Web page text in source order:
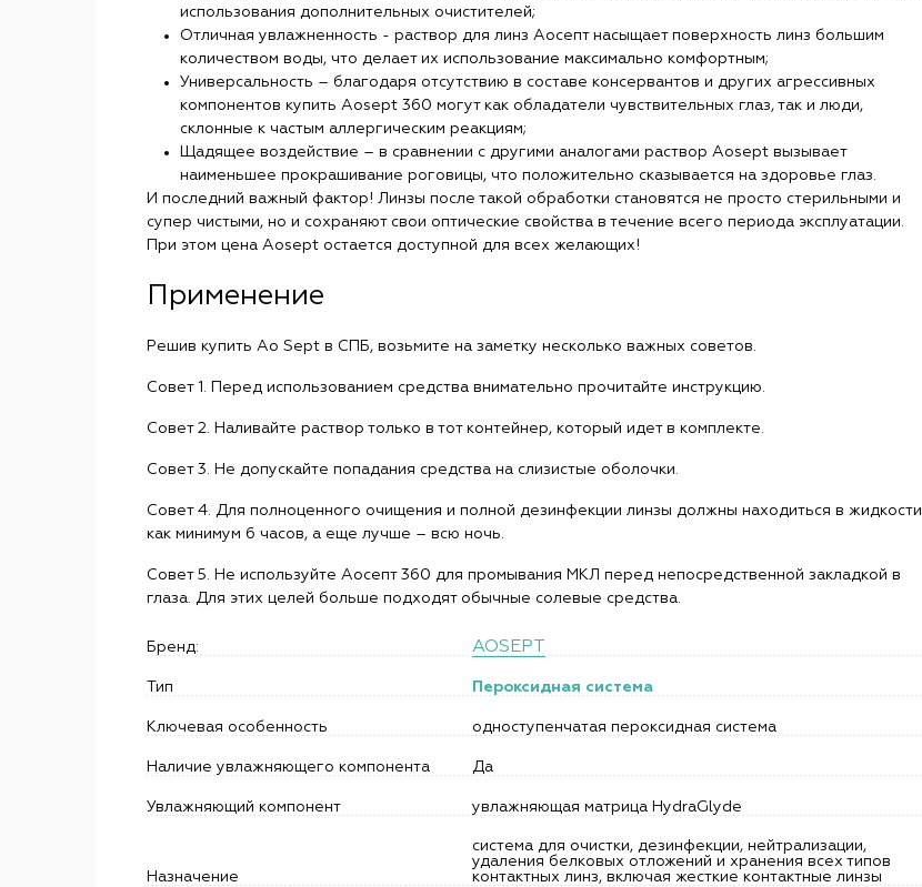
использования дополнительных очистителей;
Отличная увлажненность - раствор для линз Аосепт насыщает поверхность линз большим
количеством воды, что делает их использование максимально комфортным;
Универсальность – благодаря отсутствию в составе консервантов и других агрессивных
компонентов купить Aosept 360 могут как обладатели чувствительных глаз, так и люди,
склонные к частым аллергическим реакциям;
Щадящее воздействие – в сравнении с другими аналогами раствор Aosept вызывает
наименьшее прокрашивание роговицы, что положительно сказывается на здоровье глаз.
И последний важный фактор! Линзы после такой обработки становятся не просто стерильными и
супер чистыми, но и сохраняют свои оптические свойства в течение всего периода эксплуатации.
При этом цена Aosept остается доступной для всех желающих!
Применение
Решив купить Ao Sept в СПБ, возьмите на заметку несколько важных советов.
Совет 1. Перед использованием средства внимательно прочитайте инструкцию.
Совет 2. Наливайте раствор только в тот контейнер, который идет в комплекте.
Совет 3. Не допускайте попадания средства на слизистые оболочки.
Совет 4. Для полноценного очищения и полной дезинфекции линзы должны находиться в жидкости
как минимум 6 часов, а еще лучше – всю ночь.
Совет 5. Не используйте Аосепт 360 для промывания МКЛ перед непосредственной закладкой в
глаза. Для этих целей больше подходят обычные солевые средства.
Бренд: AOSEPT
Тип Пероксидная система
Ключевая особенность одноступенчатая пероксидная система
Наличие увлажняющего компонента Да
Увлажняющий компонент увлажняющая матрица HydraGlyde
Назначение
система для очистки, дезинфекции, нейтрализации,
удаления белковых отложений и хранения всех типов
контактных линз, включая жесткие контактные линзы